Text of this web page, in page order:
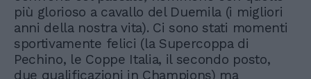
più glorioso a cavallo del Duemila (i migliori
anni della nostra vita). Ci sono stati momenti
sportivamente felici (la Supercoppa di
Pechino, le Coppe Italia, il secondo posto,
due qualificazioni in Champions) ma